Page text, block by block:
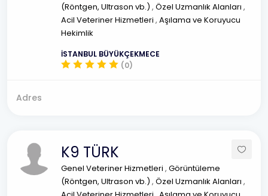
(Röntgen, Ultrason vb.) , Özel Uzmanlık Alanları ,
Acil Veteriner Hizmetleri , Aşılama ve Koruyucu
Hekimlik
İSTANBUL BÜYÜKÇEKMECE
(0)
Adres
K9 TÜRK
Genel Veteriner Hizmetleri , Görüntüleme
(Röntgen, Ultrason vb.) , Özel Uzmanlık Alanları ,